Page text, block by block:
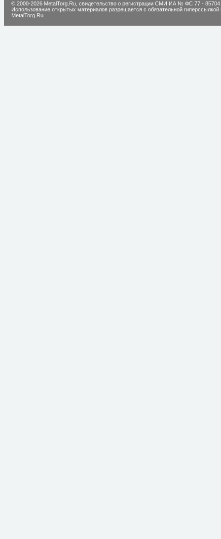
© 2000-2026 MetalTorg.Ru, cвидетельство о регистрации СМИ ИА № ФС 77 - 85704
Использование открытых материалов разрешается с обязательной гиперссылкой
MetalTorg.Ru